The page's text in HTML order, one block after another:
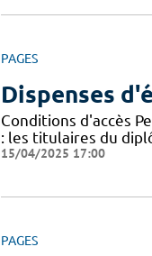
PAGES
Dispenses
Conditions d'accès
: les titulaires du
15/04/2025 17:00
PAGES